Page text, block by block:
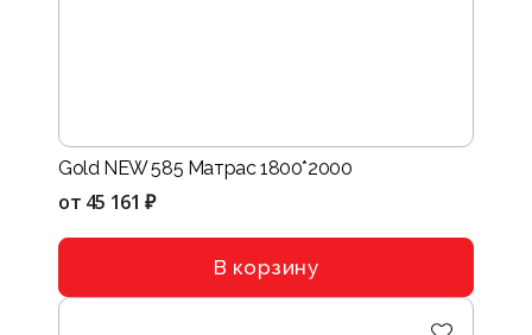
Gold NEW 585 Матрас 1800*2000
от 45 161 ₽
В корзину